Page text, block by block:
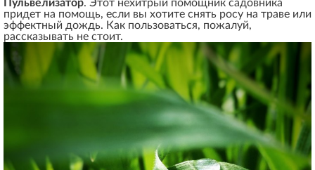
Пульвелизатор. Этот нехитрый помощник садовника
придет на помощь, если вы хотите снять росу на траве или
эффектный дождь. Как пользоваться, пожалуй,
рассказывать не стоит.